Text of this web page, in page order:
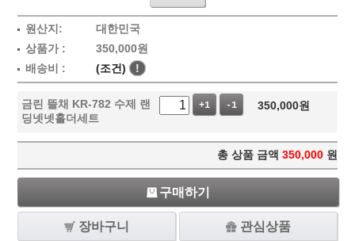
원산지:
대한민국
상품가 :
350,000원
배송비 :
(조건) !
금린 뜰채 KR-782 수제 랜
딩넷넷홀더세트
+1 -1 350,000원
총 상품 금액 350,000 원
구매하기
장바구니 관심상품